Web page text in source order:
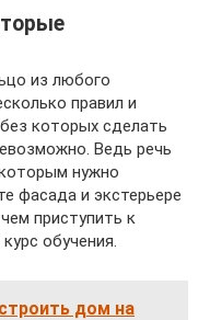
из любого
правил и
которых сделать
Ведь речь
нужно
фасада и экстерьере
приступить к
обучения.
дом на